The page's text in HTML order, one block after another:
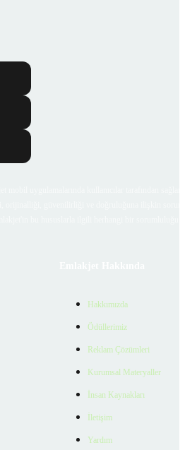
Hakkımızda
Ödüllerimiz
Reklam Çözümleri
Kurumsal Materyaller
İnsan Kaynakları
İletişim
Yardım